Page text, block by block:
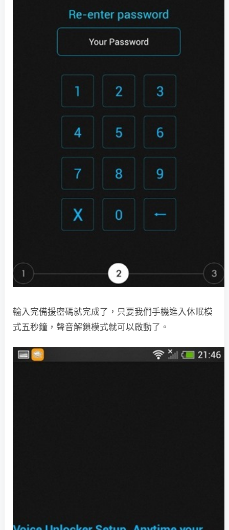
輸入完備援密碼就完成了，只要我們手機進入休眠模
式五秒鐘，聲音解鎖模式就可以啟動了。